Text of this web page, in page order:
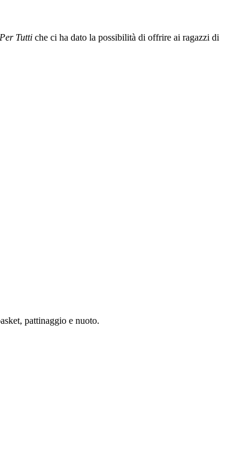
Tutti che ci ha dato la possibilità di offrire ai ragazzi di
pattinaggio e nuoto.